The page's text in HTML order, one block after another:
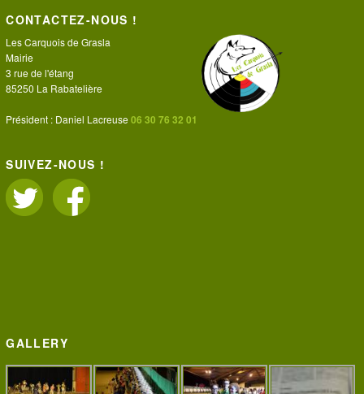
CONTACTEZ-NOUS !
Les Carquois de Grasla
Mairie
3 rue de l'étang
85250 La Rabatelière
Président : Daniel Lacreuse06 30 76 32 01
SUIVEZ-NOUS !
GALLERY